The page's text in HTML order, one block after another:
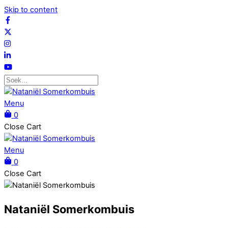
Skip to content
Menu
0
Close Cart
Menu
0
Close Cart
Nataniël Somerkombuis